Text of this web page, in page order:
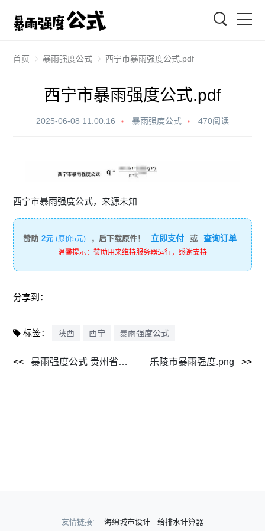
首页 暴雨强度公式 西宁市暴雨强度公式.pdf
西宁市暴雨强度公式.pdf
2025-06-08 11:00:16 暴雨强度公式 470阅读
西宁市暴雨强度公式，来源未知
赞助 2元 (原价5元) ，后下载原件！ 立即支付 或 查询订单
温馨提示：赞助用来维持服务器运行，感谢支持
分享到：
标签： 陕西 西宁 暴雨强度公式
暴雨强度公式 贵州省六盘水市新版推求探讨[J]（2016.3）.pdf 乐陵市暴雨强度.png
友情链接: 海绵城市设计 给排水计算器